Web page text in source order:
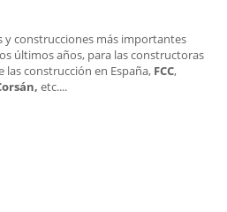
y construcciones más importantes
últimos años, para las constructoras
construcción en España, FCC,
etc....